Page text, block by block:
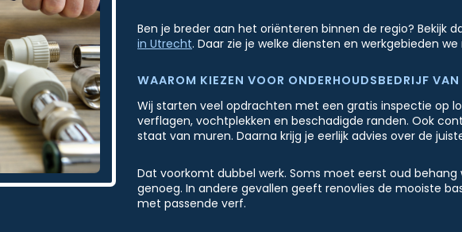
Ben je breder aan het oriënteren binnen de regio? Bekijk
in Utrecht. Daar zie je welke diensten en werkgebieden
WAAROM KIEZEN VOOR ONDERHOUDSBEDRIJF
Wij starten veel opdrachten met een gratis inspectie op
verflagen, vochtplekken en beschadigde randen. Ook
staat van muren. Daarna krijg je eerlijk advies over de
Dat voorkomt dubbel werk. Soms moet eerst oud behang
genoeg. In andere gevallen geeft renovlies de mooiste
met passende verf.